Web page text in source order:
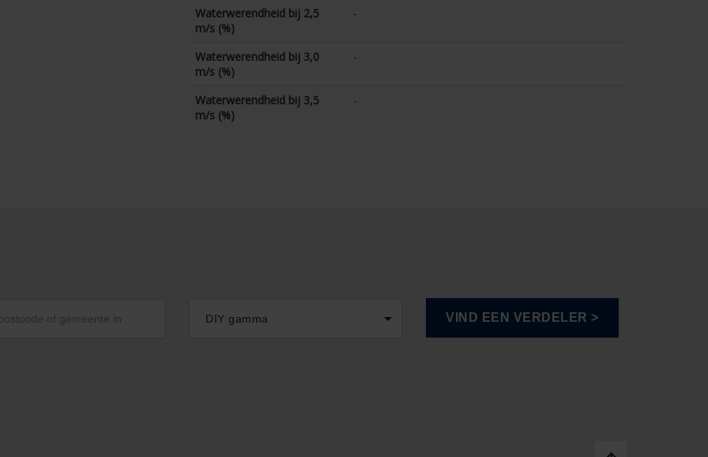
Waterwerendheid bij 2,5
m/s (%)
-
Waterwerendheid bij 3,0
m/s (%)
-
Waterwerendheid bij 3,5
m/s (%)
-
DIY gamma